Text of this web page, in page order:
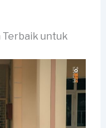
untuk